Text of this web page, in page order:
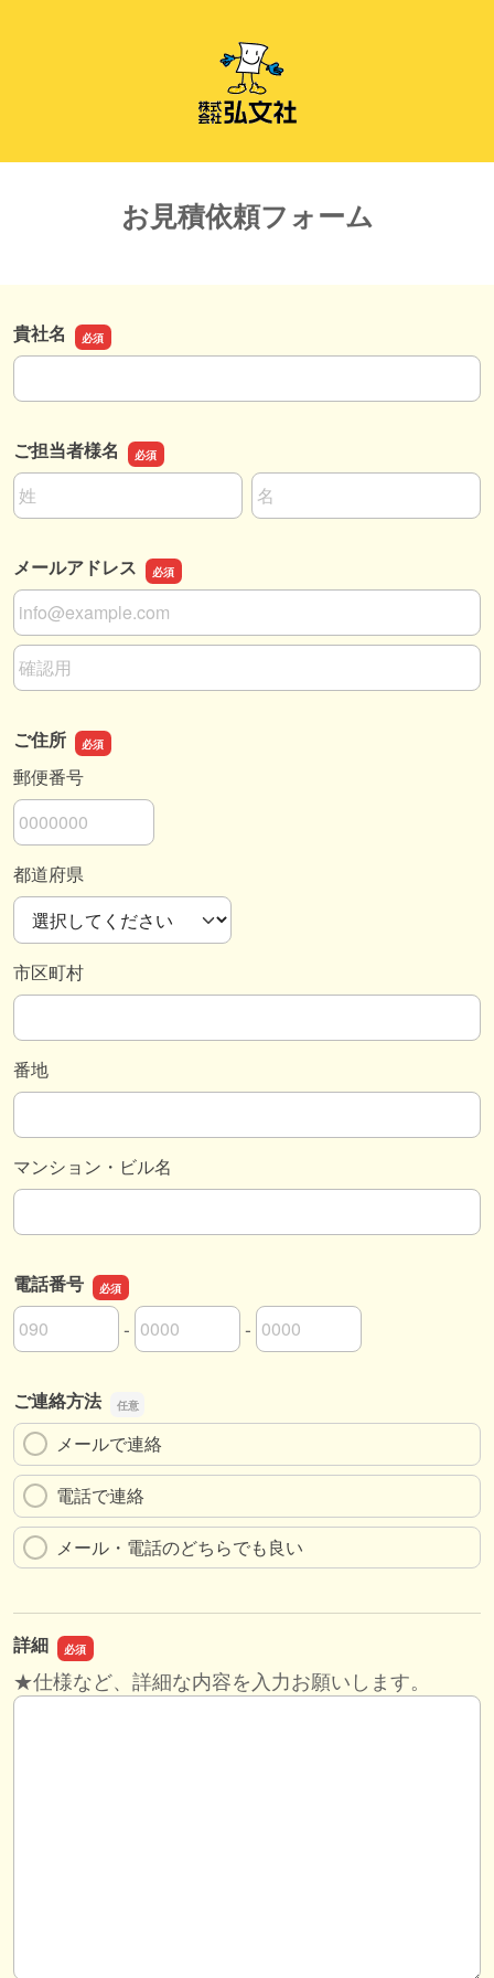
お見積依頼フォーム
貴社名
貴社名
ご担当者様名
名前の姓
名前の名
メールアドレス
メールアドレス
メールアドレスの確認用
ご住所
郵便番号
都道府県
市区町村
番地
マンション・ビル名
電話番号
電話番号の市外局番
-
電話番号の市内局番 -
電話番号の加入者番号
ご連絡方法
メールで連絡
電話で連絡
メール・電話のどちらでも良い
詳細
★仕様など、詳細な内容を入力お願いします。